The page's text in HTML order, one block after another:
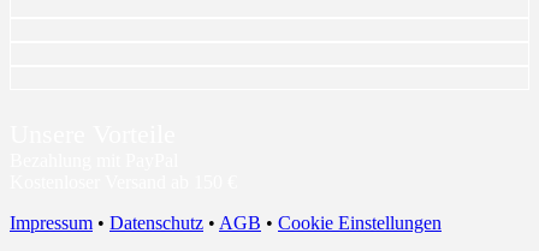
Impressum • Datenschutz • AGB • Cookie Einstellungen